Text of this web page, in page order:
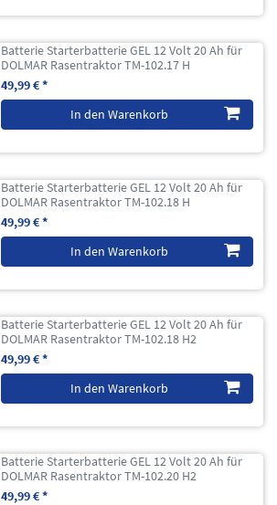
Batterie Starterbatterie GEL 12 Volt 20 Ah für
DOLMAR Rasentraktor TM-102.17 H
49,99 € *
In den Warenkorb
Batterie Starterbatterie GEL 12 Volt 20 Ah für
DOLMAR Rasentraktor TM-102.18 H
49,99 € *
In den Warenkorb
Batterie Starterbatterie GEL 12 Volt 20 Ah für
DOLMAR Rasentraktor TM-102.18 H2
49,99 € *
In den Warenkorb
Batterie Starterbatterie GEL 12 Volt 20 Ah für
DOLMAR Rasentraktor TM-102.20 H2
49,99 € *